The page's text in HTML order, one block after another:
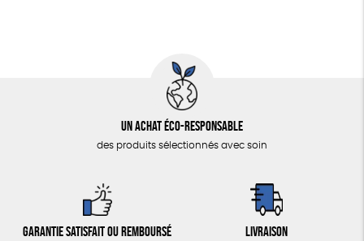
Un achat éco-responsable
des produits sélectionnés avec soin
Garantie satisfait ou remboursé Livraison